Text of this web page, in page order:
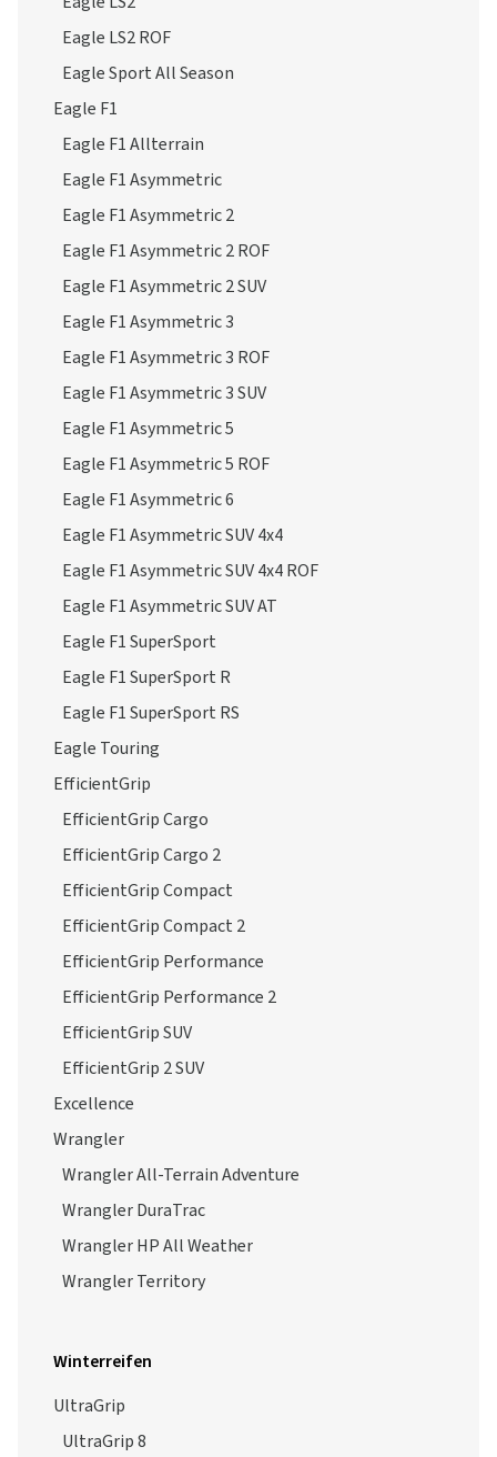
Eagle LS2 ROF
Eagle Sport All Season
Eagle F1
Eagle F1 Allterrain
Eagle F1 Asymmetric
Eagle F1 Asymmetric 2
Eagle F1 Asymmetric 2 ROF
Eagle F1 Asymmetric 2 SUV
Eagle F1 Asymmetric 3
Eagle F1 Asymmetric 3 ROF
Eagle F1 Asymmetric 3 SUV
Eagle F1 Asymmetric 5
Eagle F1 Asymmetric 5 ROF
Eagle F1 Asymmetric 6
Eagle F1 Asymmetric SUV 4x4
Eagle F1 Asymmetric SUV 4x4 ROF
Eagle F1 Asymmetric SUV AT
Eagle F1 SuperSport
Eagle F1 SuperSport R
Eagle F1 SuperSport RS
Eagle Touring
EfficientGrip
EfficientGrip Cargo
EfficientGrip Cargo 2
EfficientGrip Compact
EfficientGrip Compact 2
EfficientGrip Performance
EfficientGrip Performance 2
EfficientGrip SUV
EfficientGrip 2 SUV
Excellence
Wrangler
Wrangler All-Terrain Adventure
Wrangler DuraTrac
Wrangler HP All Weather
Wrangler Territory
Winterreifen
UltraGrip
UltraGrip 8